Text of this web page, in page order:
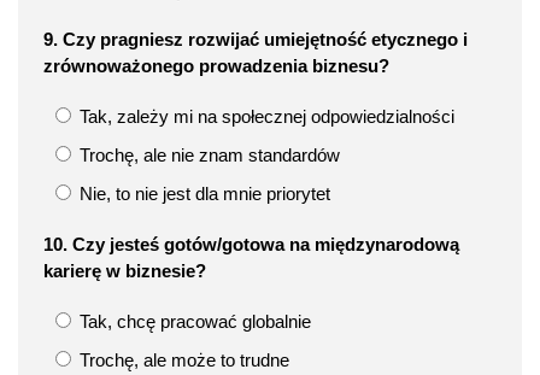
9. Czy pragniesz rozwijać umiejętność etycznego i
zrównoważonego prowadzenia biznesu?
Tak, zależy mi na społecznej odpowiedzialności
Trochę, ale nie znam standardów
Nie, to nie jest dla mnie priorytet
10. Czy jesteś gotów/gotowa na międzynarodową
karierę w biznesie?
Tak, chcę pracować globalnie
Trochę, ale może to trudne